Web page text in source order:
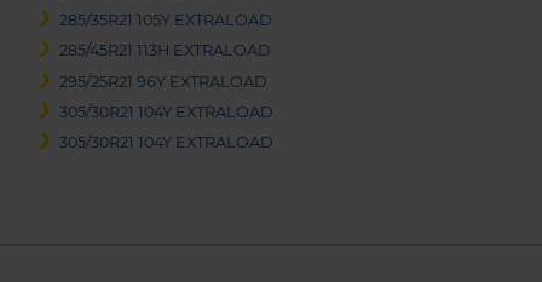
285/35R21 105Y EXTRALOAD
285/45R21 113H EXTRALOAD
295/25R21 96Y EXTRALOAD
305/30R21 104Y EXTRALOAD
305/30R21 104Y EXTRALOAD